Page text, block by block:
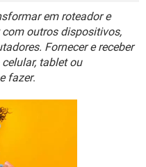
GMAIL
FACEBOOK
EXCEL
GMAIL
WHATSAPP
FACEBOOK
EXCEL
em roteador e
outros dispositivos,
Fornecer e receber
tablet ou
fazer.